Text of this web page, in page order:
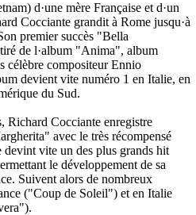
d·une mère Française et d·un
Cocciante grandit à Rome jusqu·à
premier succès "Bella
tiré de l·album "Anima", album
célèbre compositeur Ennio
devient vite numéro 1 en Italie, en
du Sud.
Richard Cocciante enregistre
avec le très récompensé
devint vite un des plus grands hit
le développement de sa
Suivent alors de nombreux
("Coup de Soleil") et en Italie